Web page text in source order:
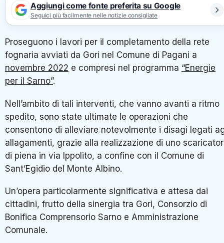
Aggiungi come fonte preferita su Google
Seguici più facilmente nelle notizie consigliate
Proseguono i lavori per il completamento della rete
fognaria avviati da Gori nel Comune di Pagani a
novembre 2022 e compresi nel programma “Energie
per il Sarno”.
Nell’ambito di tali interventi, che vanno avanti a ritmo
spedito, sono state ultimate le operazioni che
consentono di alleviare notevolmente i disagi legati
allagamenti, grazie alla realizzazione di uno
di piena in via Ippolito, a confine con il Comune di
Sant’Egidio del Monte Albino.
Un’opera particolarmente significativa e attesa dai
cittadini, frutto della sinergia tra Gori, Consorzio di
Bonifica Comprensorio Sarno e Amministrazione
Comunale.